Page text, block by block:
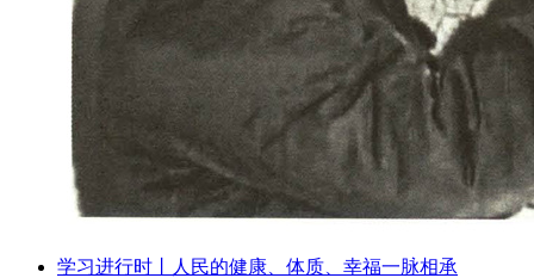
学习进行时丨人民的健康、体质、幸福一脉相承